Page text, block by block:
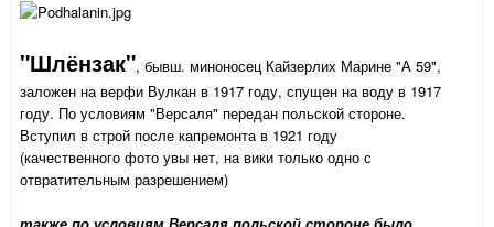
"Шлёнзак", бывш. миноносец Кайзерлих Марине "А 59",
заложен на верфи Вулкан в 1917 году, спущен на воду в 1917
году. По условиям "Версаля" передан польской стороне.
Вступил в строй после капремонта в 1921 году
(качественного фото увы нет, на вики только одно с
отвратительным разрешением)